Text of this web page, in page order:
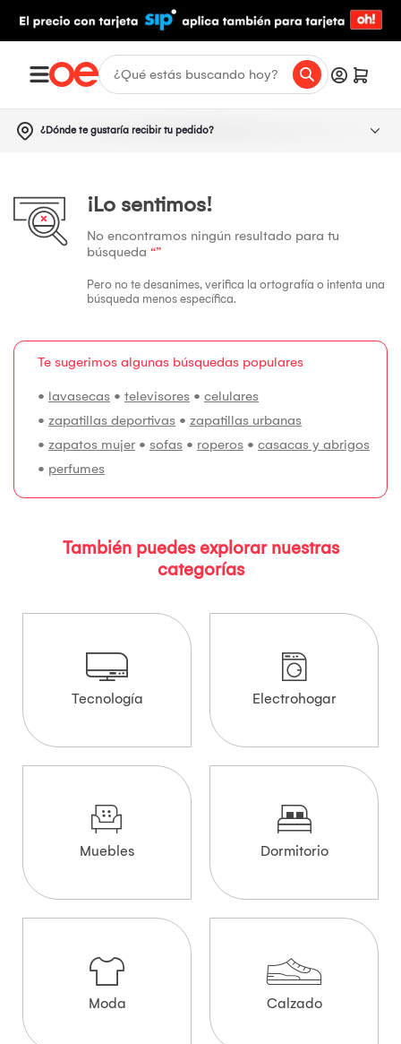
¿Dónde te gustaría recibir tu pedido?
¡Lo sentimos!
No encontramos ningún resultado para tu
búsqueda “”
Pero no te desanimes, verifica la ortografía o intenta una
búsqueda menos específica.
Te sugerimos algunas búsquedas populares
• lavasecas • televisores • celulares
• zapatillas deportivas • zapatillas urbanas
• zapatos mujer • sofas • roperos • casacas y abrigos
• perfumes
También puedes explorar nuestras
categorías
Tecnología Electrohogar
Muebles Dormitorio
Moda Calzado